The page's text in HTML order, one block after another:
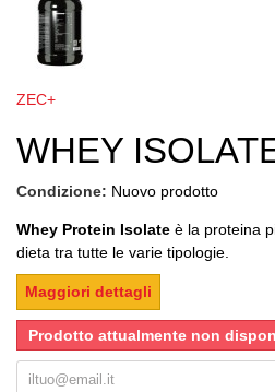
ZEC+
WHEY
Condizione: Nuovo prodotto
Whey Protein Isolate è la proteina
dieta tra tutte le varie tipologie.
Maggiori dettagli
Prodotto attualmente non